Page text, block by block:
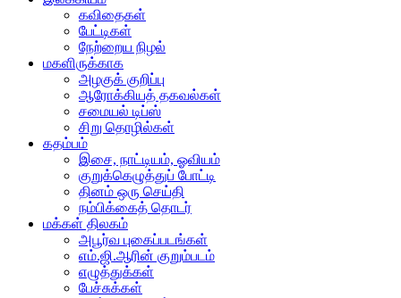
கவிதைகள்
பேட்டிகள்
நேற்றைய நிழல்
மகளிருக்காக
அழகுக் குறிப்பு
ஆரோக்கியத் தகவல்கள்
சமையல் டிப்ஸ்
சிறு தொழில்கள்
கதம்பம்
இசை, நாட்டியம், ஓவியம்
குறுக்கெழுத்துப் போட்டி
தினம் ஒரு செய்தி
நம்பிக்கைத் தொடர்
மக்கள் திலகம்
அபூர்வ புகைப்படங்கள்
எம்.ஜி.ஆரின் குறும்படம்
எழுத்துக்கள்
பேச்சுக்கள்